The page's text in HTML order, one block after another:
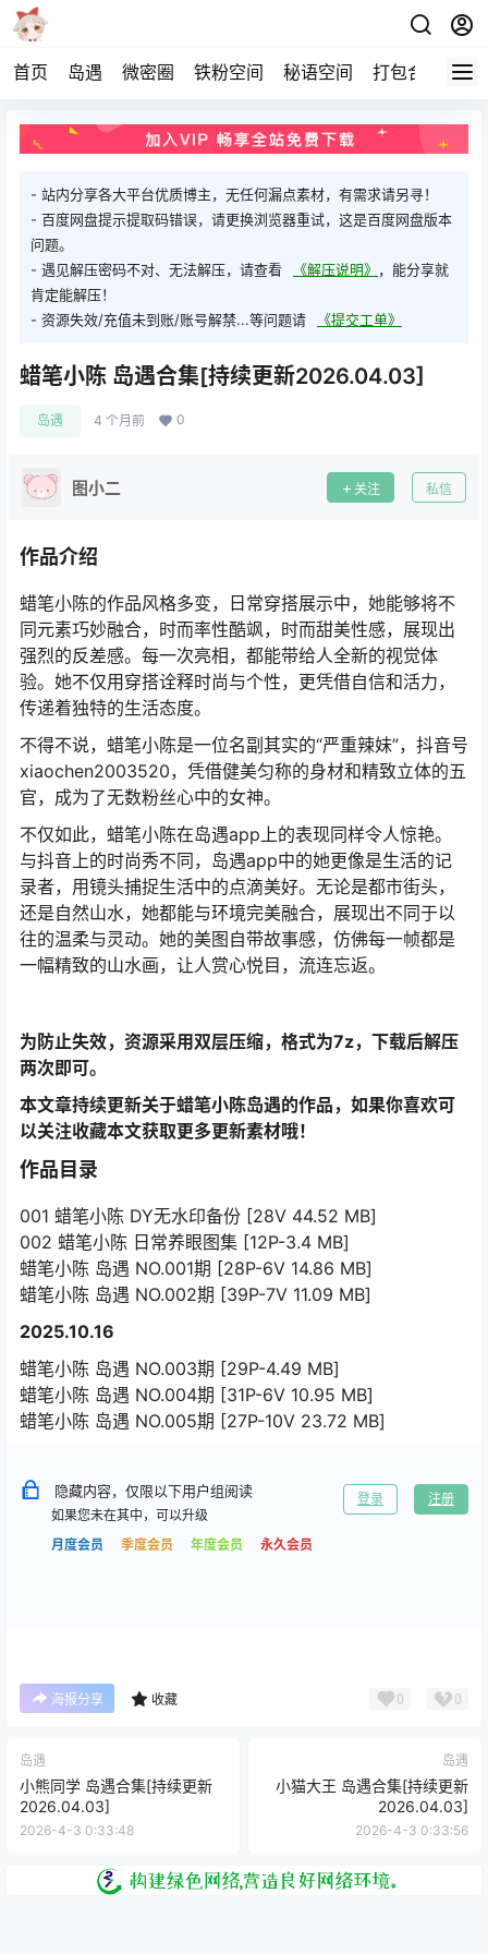
首页 岛遇 微密圈 铁粉空间 秘语空间 打包合集 关
- 站内分享各大平台优质博主，无任何漏点素材，有需求请另寻！
- 百度网盘提示提取码错误，请更换浏览器重试，这是百度网盘版本
问题。
- 遇见解压密码不对、无法解压，请查看
《解压说明》 ，能分享就
肯定能解压！
- 资源失效/充值未到账/账号解禁...等问题请
《提交工单》
蜡笔小陈 岛遇合集[持续更新2026.04.03]
岛遇 4 个月前 0
图小二 关注 私信
作品介绍
蜡笔小陈的作品风格多变，日常穿搭展示中，她能够将不
同元素巧妙融合，时而率性酷飒，时而甜美性感，展现出
强烈的反差感。每一次亮相，都能带给人全新的视觉体
验。她不仅用穿搭诠释时尚与个性，更凭借自信和活力，
传递着独特的生活态度。
不得不说，蜡笔小陈是一位名副其实的“严重辣妹”，抖音号
xiaochen2003520，凭借健美匀称的身材和精致立体的五
官，成为了无数粉丝心中的女神。
不仅如此，蜡笔小陈在岛遇app上的表现同样令人惊艳。
与抖音上的时尚秀不同，岛遇app中的她更像是生活的记
录者，用镜头捕捉生活中的点滴美好。无论是都市街头，
还是自然山水，她都能与环境完美融合，展现出不同于以
往的温柔与灵动。她的美图自带故事感，仿佛每一帧都是
一幅精致的山水画，让人赏心悦目，流连忘返。
为防止失效，资源采用双层压缩，格式为7z，下载后解压
两次即可。
本文章持续更新关于蜡笔小陈岛遇的作品，如果你喜欢可
以关注收藏本文获取更多更新素材哦！
作品目录
001 蜡笔小陈 DY无水印备份 [28V 44.52 MB]
002 蜡笔小陈 日常养眼图集 [12P-3.4 MB]
蜡笔小陈 岛遇 NO.001期 [28P-6V 14.86 MB]
蜡笔小陈 岛遇 NO.002期 [39P-7V 11.09 MB]
2025.10.16
蜡笔小陈 岛遇 NO.003期 [29P-4.49 MB]
蜡笔小陈 岛遇 NO.004期 [31P-6V 10.95 MB]
蜡笔小陈 岛遇 NO.005期 [27P-10V 23.72 MB]
隐藏内容，仅限以下用户组阅读
如果您未在其中，可以升级
月度会员
季度会员 年度会员 永久会员
登录 注册
海报分享 收藏 0 0
岛遇
小熊同学 岛遇合集[持续更新
2026.04.03]
2026-4-3 0:33:48
岛遇
小猫大王 岛遇合集[持续更新
2026.04.03]
2026-4-3 0:33:56